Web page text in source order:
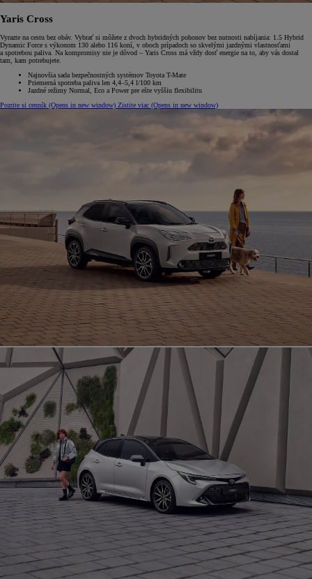
Yaris Cross
Vyrazte na cestu bez obáv. Vybrať si môžete z dvoch hybridných pohonov bez nutnosti nabíjania: 1.5 Hybrid
Dynamic Force s výkonom 130 alebo 116 koní, v oboch prípadoch so skvelými jazdnými vlastnosťami
a spotrebou paliva. Na kompromisy nie je dôvod – Yaris Cross má vždy dosť energie na to, aby vás dostal
tam, kam potrebujete.
Najnovšia sada bezpečnostných systémov Toyota T-Mate
Priemerná spotreba paliva len 4,4–5,4 l/100 km
Jazdné režimy Normal, Eco a Power pre ešte vyššiu flexibilitu
Pozrite si cenník (Opens in new window) Zistite viac (Opens in new window)